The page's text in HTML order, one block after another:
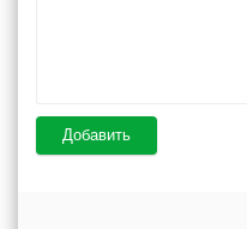
Добавить